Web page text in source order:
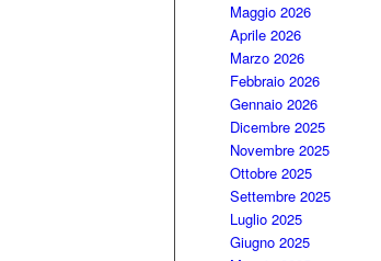
Maggio 2026
Aprile 2026
Marzo 2026
Febbraio 2026
Gennaio 2026
Dicembre 2025
Novembre 2025
Ottobre 2025
Settembre 2025
Luglio 2025
Giugno 2025